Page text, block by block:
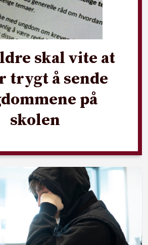
skal vite at
trygt å sende
på
skolen